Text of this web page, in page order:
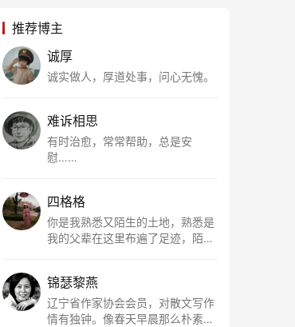
推荐博主
诚厚
诚实做人，厚道处事，问心无愧。
难诉相思
有时治愈，常常帮助，总是安
慰……
四格格
你是我熟悉又陌生的土地，熟悉是
我的父辈在这里布遍了足迹，陌生
根所在，我用文字慢慢认识你、慢
慢熟悉你。
锦瑟黎燕
辽宁省作家协会会员，对散文写作
情有独钟。像春天早晨那么朴素，